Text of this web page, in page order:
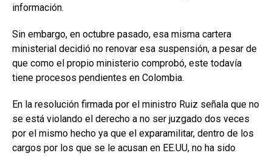
información.
Sin embargo, en octubre pasado, esa misma cartera
ministerial decidió no renovar esa suspensión, a pesar de
que como el propio ministerio comprobó, este todavía
tiene procesos pendientes en Colombia.
En la resolución firmada por el ministro Ruiz señala que no
se está violando el derecho a no ser juzgado dos veces
por el mismo hecho ya que el exparamilitar, dentro de los
cargos por los que se le acusan en EE.UU, no ha sido